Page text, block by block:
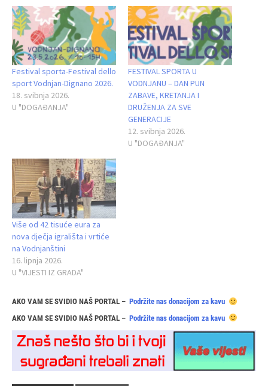
Festival sporta-Festival dello
sport Vodnjan-Dignano 2026.
18. svibnja 2026.
U "DOGAĐANJA"
FESTIVAL SPORTA U
VODNJANU – DAN PUN
ZABAVE, KRETANJA I
DRUŽENJA ZA SVE
GENERACIJE
12. svibnja 2026.
U "DOGAĐANJA"
Više od 42 tisuće eura za
nova dječja igrališta i vrtiće
na Vodnjanštini
16. lipnja 2026.
U "VIJESTI IZ GRADA"
AKO VAM SE SVIDIO NAŠ PORTAL – Podržite nas donacijom za kavu
AKO VAM SE SVIDIO NAŠ PORTAL – Podržite nas donacijom za kavu